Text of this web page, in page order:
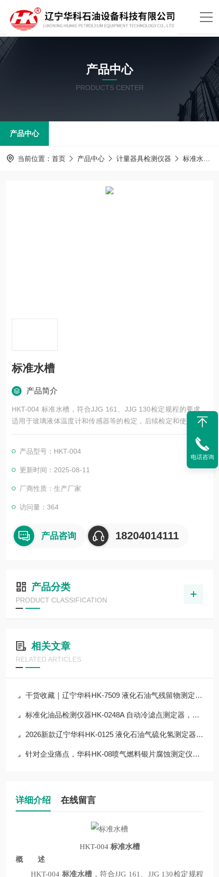
产品中心
PRODUCTS CENTER
产品中心
当前位置： 首页 产品中心 计量器具检测仪器 标准水槽
标准水槽
产品简介
HKT-004 标准水槽，符合JJG 161、JJG 130检定规程的要求，
适用于玻璃液体温度计和传感器等的检定，后续检定和使用中检
查。
产品型号：HKT-004
更新时间：2025-08-11
厂商性质：生产厂家
访问量：364
产品咨询 18204014111
产品分类
PRODUCT CLASSIFICATION
相关文章
RELATED ARTICLES
干货收藏｜辽宁华科HK-7509 液化石油气残留物测定器核心技术原理拆解
标准化油品检测仪器HK-0248A 自动冷滤点测定器，服务电力、煤制油能源产业
2026新款辽宁华科HK-0125 液化石油气硫化氢测定器详解：核心参数+性能
针对企业痛点，华科HK-08喷气燃料银片腐蚀测定仪低成本仪器应用解决方案
详细介绍 在线留言
HKT-004 标准水槽
概 述
HKT-004 标准水槽 ，符合JJG 161、JJG 130检定规程
电话咨询